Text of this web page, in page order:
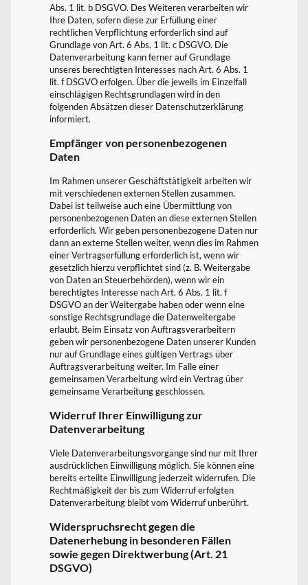
Abs. 1 lit. b DSGVO. Des Weiteren verarbeiten wir
Ihre Daten, sofern diese zur Erfüllung einer
rechtlichen Verpflichtung erforderlich sind auf
Grundlage von Art. 6 Abs. 1 lit. c DSGVO. Die
Datenverarbeitung kann ferner auf Grundlage
unseres berechtigten Interesses nach Art. 6 Abs. 1
lit. f DSGVO erfolgen. Über die jeweils im Einzelfall
einschlägigen Rechtsgrundlagen wird in den
folgenden Absätzen dieser Datenschutzerklärung
informiert.
Empfänger von personenbezogenen
Daten
Im Rahmen unserer Geschäftstätigkeit arbeiten wir
mit verschiedenen externen Stellen zusammen.
Dabei ist teilweise auch eine Übermittlung von
personenbezogenen Daten an diese externen Stellen
erforderlich. Wir geben personenbezogene Daten nur
dann an externe Stellen weiter, wenn dies im Rahmen
einer Vertragserfüllung erforderlich ist, wenn wir
gesetzlich hierzu verpflichtet sind (z. B. Weitergabe
von Daten an Steuerbehörden), wenn wir ein
berechtigtes Interesse nach Art. 6 Abs. 1 lit. f
DSGVO an der Weitergabe haben oder wenn eine
sonstige Rechtsgrundlage die Datenweitergabe
erlaubt. Beim Einsatz von Auftragsverarbeitern
geben wir personenbezogene Daten unserer Kunden
nur auf Grundlage eines gültigen Vertrags über
Auftragsverarbeitung weiter. Im Falle einer
gemeinsamen Verarbeitung wird ein Vertrag über
gemeinsame Verarbeitung geschlossen.
Widerruf Ihrer Einwilligung zur
Datenverarbeitung
Viele Datenverarbeitungsvorgänge sind nur mit Ihrer
ausdrücklichen Einwilligung möglich. Sie können eine
bereits erteilte Einwilligung jederzeit widerrufen. Die
Rechtmäßigkeit der bis zum Widerruf erfolgten
Datenverarbeitung bleibt vom Widerruf unberührt.
Widerspruchsrecht gegen die
Datenerhebung in besonderen Fällen
sowie gegen Direktwerbung (Art. 21
DSGVO)